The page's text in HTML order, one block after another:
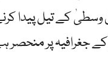
کے تیل پیدا
کے جغرافیہ پر منحصر